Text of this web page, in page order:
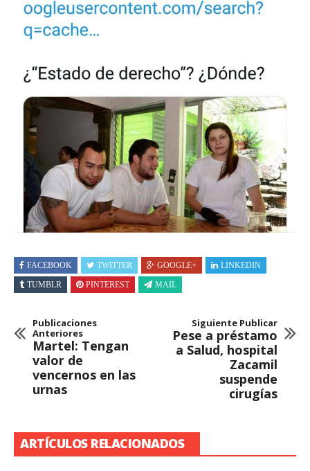
FACEBOOK TWITTER GOOGLE+
LINKEDIN
TUMBLR
PINTEREST MAIL
Publicaciones
Anteriores
Martel: Tengan
valor de
vencernos en las
urnas
Siguiente Publicar
Pese a préstamo
a Salud, hospital
Zacamil
suspende
cirugías
ARTÍCULOS RELACIONADOS